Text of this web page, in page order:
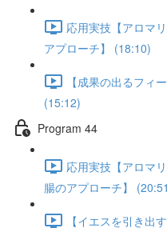
応用実技【アロマ
アプローチ】 (18:10)
【成果の出るフィ
(15:12)
Program 44
応用実技【アロマ
腸のアプローチ】
【イエスを引き出